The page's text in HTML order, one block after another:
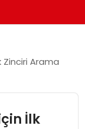
Zinciri Arama
İlk